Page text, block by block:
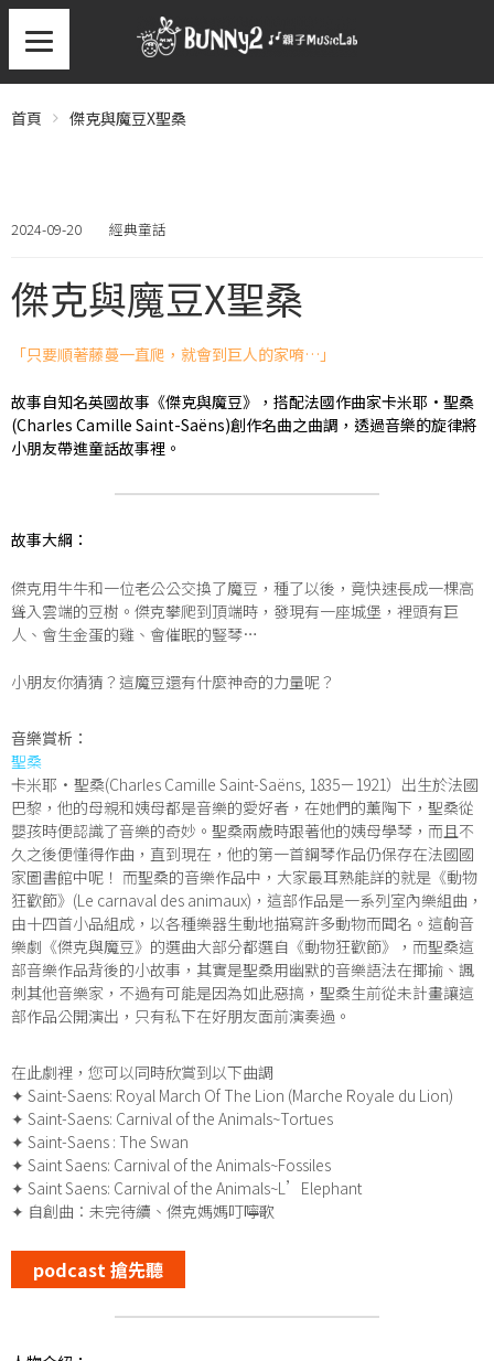
首頁 傑克與魔豆X聖桑
2024-09-20 經典童話
傑克與魔豆X聖桑
「只要順著藤蔓一直爬，就會到巨人的家唷…」
故事自知名英國故事《傑克與魔豆》，搭配法國作曲家卡米耶·聖桑
(Charles Camille Saint-Saëns)創作名曲之曲調，透過音樂的旋律將
小朋友帶進童話故事裡。
故事大綱：
傑克用牛牛和一位老公公交換了魔豆，種了以後，竟快速長成一棵高
聳入雲端的豆樹。傑克攀爬到頂端時，發現有一座城堡，裡頭有巨
人、會生金蛋的雞、會催眠的豎琴…
小朋友你猜猜？這魔豆還有什麼神奇的力量呢？
音樂賞析：
聖桑
卡米耶·聖桑(Charles Camille Saint-Saëns, 1835－1921）出生於法國
巴黎，他的母親和姨母都是音樂的愛好者，在她們的薰陶下，聖桑從
嬰孩時便認識了音樂的奇妙。聖桑兩歲時跟著他的姨母學琴，而且不
久之後便懂得作曲，直到現在，他的第一首鋼琴作品仍保存在法國國
家圖書館中呢！ 而聖桑的音樂作品中，大家最耳熟能詳的就是《動物
狂歡節》(Le carnaval des animaux)，這部作品是一系列室內樂組曲，
由十四首小品組成，以各種樂器生動地描寫許多動物而聞名。這齣音
樂劇《傑克與魔豆》的選曲大部分都選自《動物狂歡節》，而聖桑這
部音樂作品背後的小故事，其實是聖桑用幽默的音樂語法在揶揄、諷
刺其他音樂家，不過有可能是因為如此惡搞，聖桑生前從未計畫讓這
部作品公開演出，只有私下在好朋友面前演奏過。
在此劇裡，您可以同時欣賞到以下曲調
✦ Saint-Saens: Royal March Of The Lion (Marche Royale du Lion)
✦ Saint-Saens: Carnival of the Animals~Tortues
✦ Saint-Saens : The Swan
✦ Saint Saens: Carnival of the Animals~Fossiles
✦ Saint Saens: Carnival of the Animals~L’Elephant
✦ 自創曲：未完待續、傑克媽媽叮嚀歌
podcast 搶先聽